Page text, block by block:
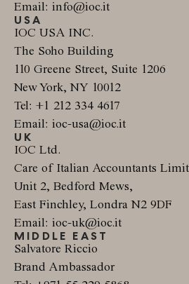
Email: info@ioc.it
USA
IOC USA INC.
The Soho Building
110 Greene Street, Suite 1206
New York, NY 10012
Tel: +1 212 334 4617
Email: ioc-usa@ioc.it
UK
IOC Ltd.
Care of Italian Accountants
Unit 2, Bedford Mews,
East Finchley, Londra N2 9DF
Email: ioc-uk@ioc.it
MIDDLE EAST
Salvatore Riccio
Brand Ambassador